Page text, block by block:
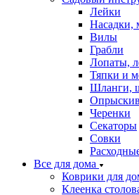
Лейки
Насадки,
Вилы
Грабли
Лопаты,
Тяпки и
Шланги,
Черенки
Секаторы
Совки
Все для дома
Коврики для
Клеенка